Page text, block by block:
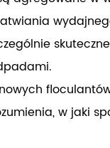
w jaki